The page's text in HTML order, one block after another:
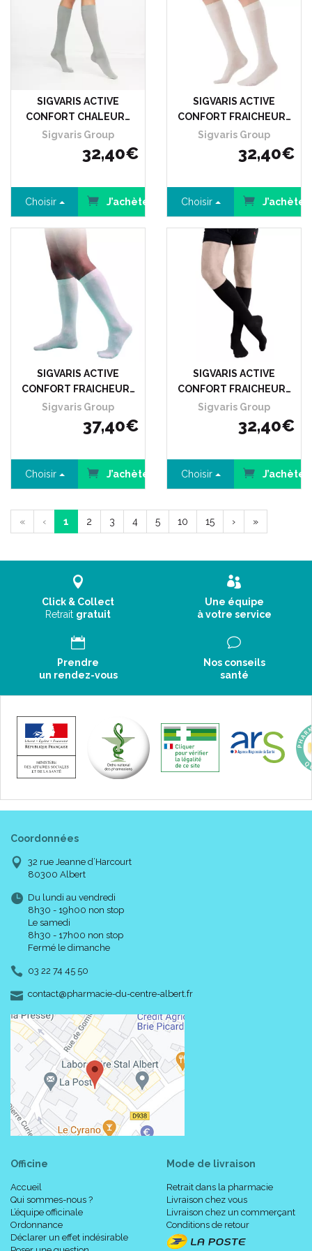
SIGVARIS ACTIVE
CONFORT CHALEUR…
Sigvaris Group
32,40€
Choisir J’achète
SIGVARIS ACTIVE
CONFORT FRAICHEUR…
Sigvaris Group
32,40€
Choisir J’achète
SIGVARIS ACTIVE
CONFORT FRAICHEUR…
Sigvaris Group
37,40€
Choisir J’achète
SIGVARIS ACTIVE
CONFORT FRAICHEUR…
Sigvaris Group
32,40€
Choisir J’achète
« ‹ 1 2 3 4 5 10 15 › »
Click & Collect
Retrait gratuit
Une équipe
à votre service
Prendre
un rendez-vous
Nos conseils
santé
Coordonnées
32 rue Jeanne d’Harcourt
80300 Albert
Du lundi au vendredi
8h30 - 19h00 non stop
Le samedi
8h30 - 17h00 non stop
Fermé le dimanche
03 22 74 45 50
contact-
@-
pharmacie-du-centre-albert.fr
Officine
Accueil
Qui sommes-nous ?
L’équipe officinale
Ordonnance
Déclarer un effet indésirable
Mode de livraison
Retrait dans la pharmacie
Livraison chez vous
Livraison chez un commerçant
Conditions de retour